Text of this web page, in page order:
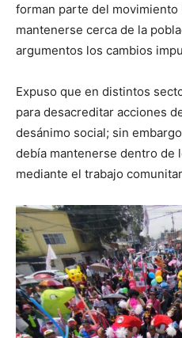
forman parte del movimiento
mantenerse cerca de la
argumentos los cambios
Expuso que en distintos
para desacreditar acciones
desánimo social; sin
debía mantenerse dentro de
mediante el trabajo